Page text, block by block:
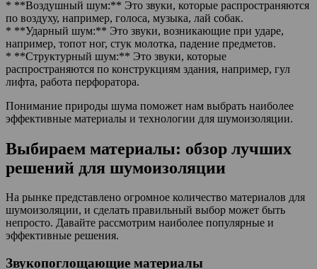
* **Воздушный шум:** Это звуки, которые распространяются
по воздуху, например, голоса, музыка, лай собак.
* **Ударный шум:** Это звуки, возникающие при ударе,
например, топот ног, стук молотка, падение предметов.
* **Структурный шум:** Это звуки, которые
распространяются по конструкциям здания, например, гул
лифта, работа перфоратора.
Понимание природы шума поможет нам выбрать наиболее
эффективные материалы и технологии для шумоизоляции.
Выбираем материалы: обзор лучших
решений для шумоизоляции
На рынке представлено огромное количество материалов для
шумоизоляции, и сделать правильный выбор может быть
непросто. Давайте рассмотрим наиболее популярные и
эффективные решения.
Звукопоглощающие материалы